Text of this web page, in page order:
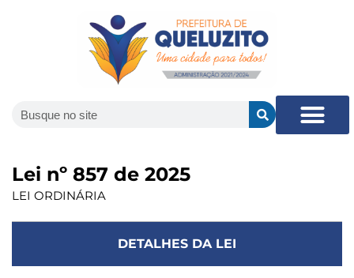
Lei nº 857 de 2025
LEI ORDINÁRIA
DETALHES DA LEI